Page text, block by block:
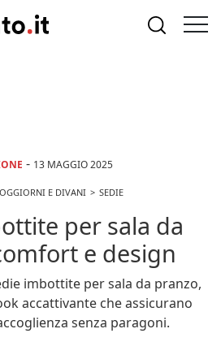
- 13 MAGGIO 2025
E DIVANI SEDIE
per sala da
e design
imbottite per sala da pranzo,
accattivante che assicurano
senza paragoni.